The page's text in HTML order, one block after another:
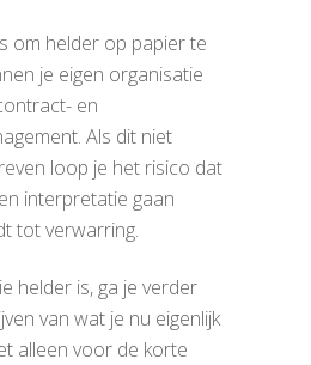
om helder op papier te
je eigen organisatie
en
Als dit niet
loop je het risico dat
interpretatie gaan
tot verwarring.
helder is, ga je verder
van wat je nu eigenlijk
alleen voor de korte